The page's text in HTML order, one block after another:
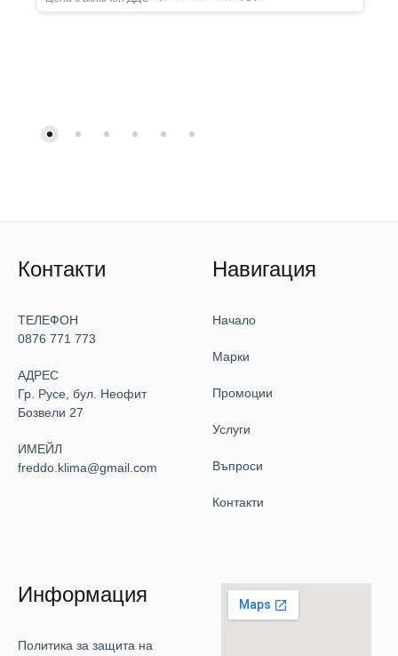
Контакти
ТЕЛЕФОН
0876 771 773
АДРЕС
Гр. Русе, бул. Неофит
Бозвели 27
ИМЕЙЛ
freddo.klima@gmail.com
Навигация
Начало
Марки
Промоции
Услуги
Въпроси
Контакти
Информация
Политика за защита на